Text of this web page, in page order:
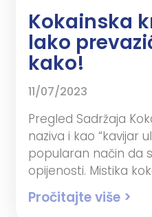
Kokainska
lako
kako!
11/07/2023
Pregled Sadržaja
naziva i kao “kavijar
popularan način da
opijenosti. Mistika
Pročitajte više >